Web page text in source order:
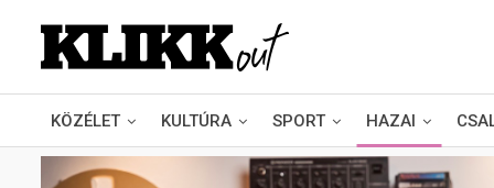
KÖZÉLET KULTÚRA SPORT HAZAI